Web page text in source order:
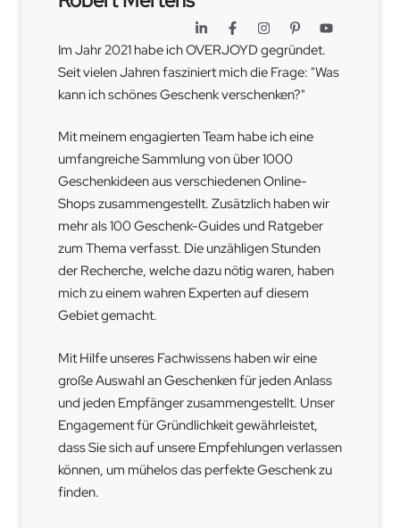
Im Jahr 2021 habe ich OVERJOYD gegründet.
Seit vielen Jahren fasziniert mich die Frage: "Was
kann ich schönes Geschenk verschenken?"
Mit meinem engagierten Team habe ich eine
umfangreiche Sammlung von über 1000
Geschenkideen aus verschiedenen Online-
Shops zusammengestellt. Zusätzlich haben wir
mehr als 100 Geschenk-Guides und Ratgeber
zum Thema verfasst. Die unzähligen Stunden
der Recherche, welche dazu nötig waren, haben
mich zu einem wahren Experten auf diesem
Gebiet gemacht.
Mit Hilfe unseres Fachwissens haben wir eine
große Auswahl an Geschenken für jeden Anlass
und jeden Empfänger zusammengestellt. Unser
Engagement für Gründlichkeit gewährleistet,
dass Sie sich auf unsere Empfehlungen verlassen
können, um mühelos das perfekte Geschenk zu
finden.